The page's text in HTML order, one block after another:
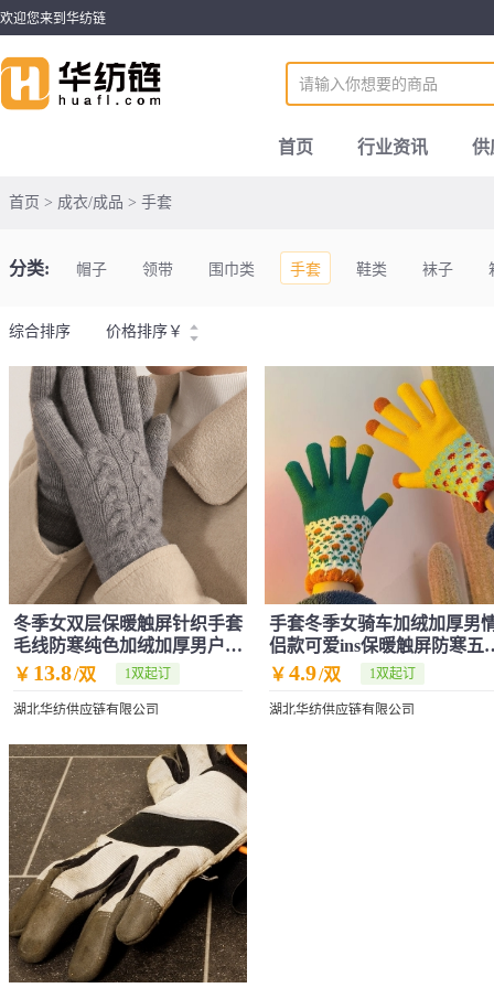
欢迎您来到华纺链
首页 行业资讯 供
首页 > 成衣/成品 > 手套
分类: 帽子 领带 围巾类 手套 鞋类 袜子
综合排序 价格排序 ￥
冬季女双层保暖触屏针织手套
毛线防寒纯色加绒加厚男户外
骑行手套
￥ 13.8/双 1双起订
湖北华纺供应链有限公司
手套冬季女骑车加绒加厚男
侣款可爱ins保暖触屏防寒五
冬批发
￥ 4.9/双 1双起订
湖北华纺供应链有限公司